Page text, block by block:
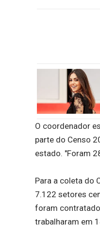
O coordenador
parte do Censo
estado. "Foram
Para a coleta do
7.122 setores
foram
trabalharam em